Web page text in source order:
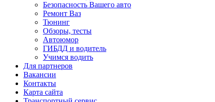
Безопасность Вашего авто
Ремонт Ваз
Тюнинг
Обзоры, тесты
Автоюмор
ГИБДД и водитель
Учимся водить
Для партнеров
Вакансии
Контакты
Карта сайта